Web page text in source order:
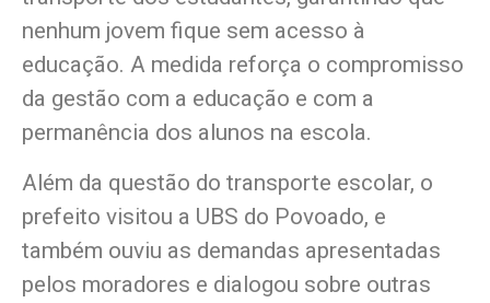
nenhum jovem fique sem acesso à
educação. A medida reforça o compromisso
da gestão com a educação e com a
permanência dos alunos na escola.
Além da questão do transporte escolar, o
prefeito visitou a UBS do Povoado, e
também ouviu as demandas apresentadas
pelos moradores e dialogou sobre outras